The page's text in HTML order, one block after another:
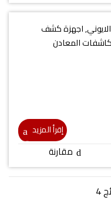
,اجهزة كشف
كاشفات المعادن
إقرأ المزيد
مقارنة
4